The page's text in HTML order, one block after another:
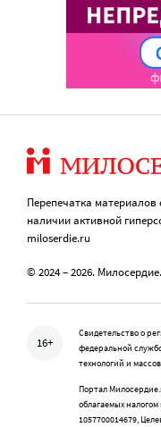
Перепечатка
наличии активной
miloserdie.ru
© 2024 – 2026.
16+
Свидетельство о
федеральной
технологий и
Портал
облагаемых
1057700014679,